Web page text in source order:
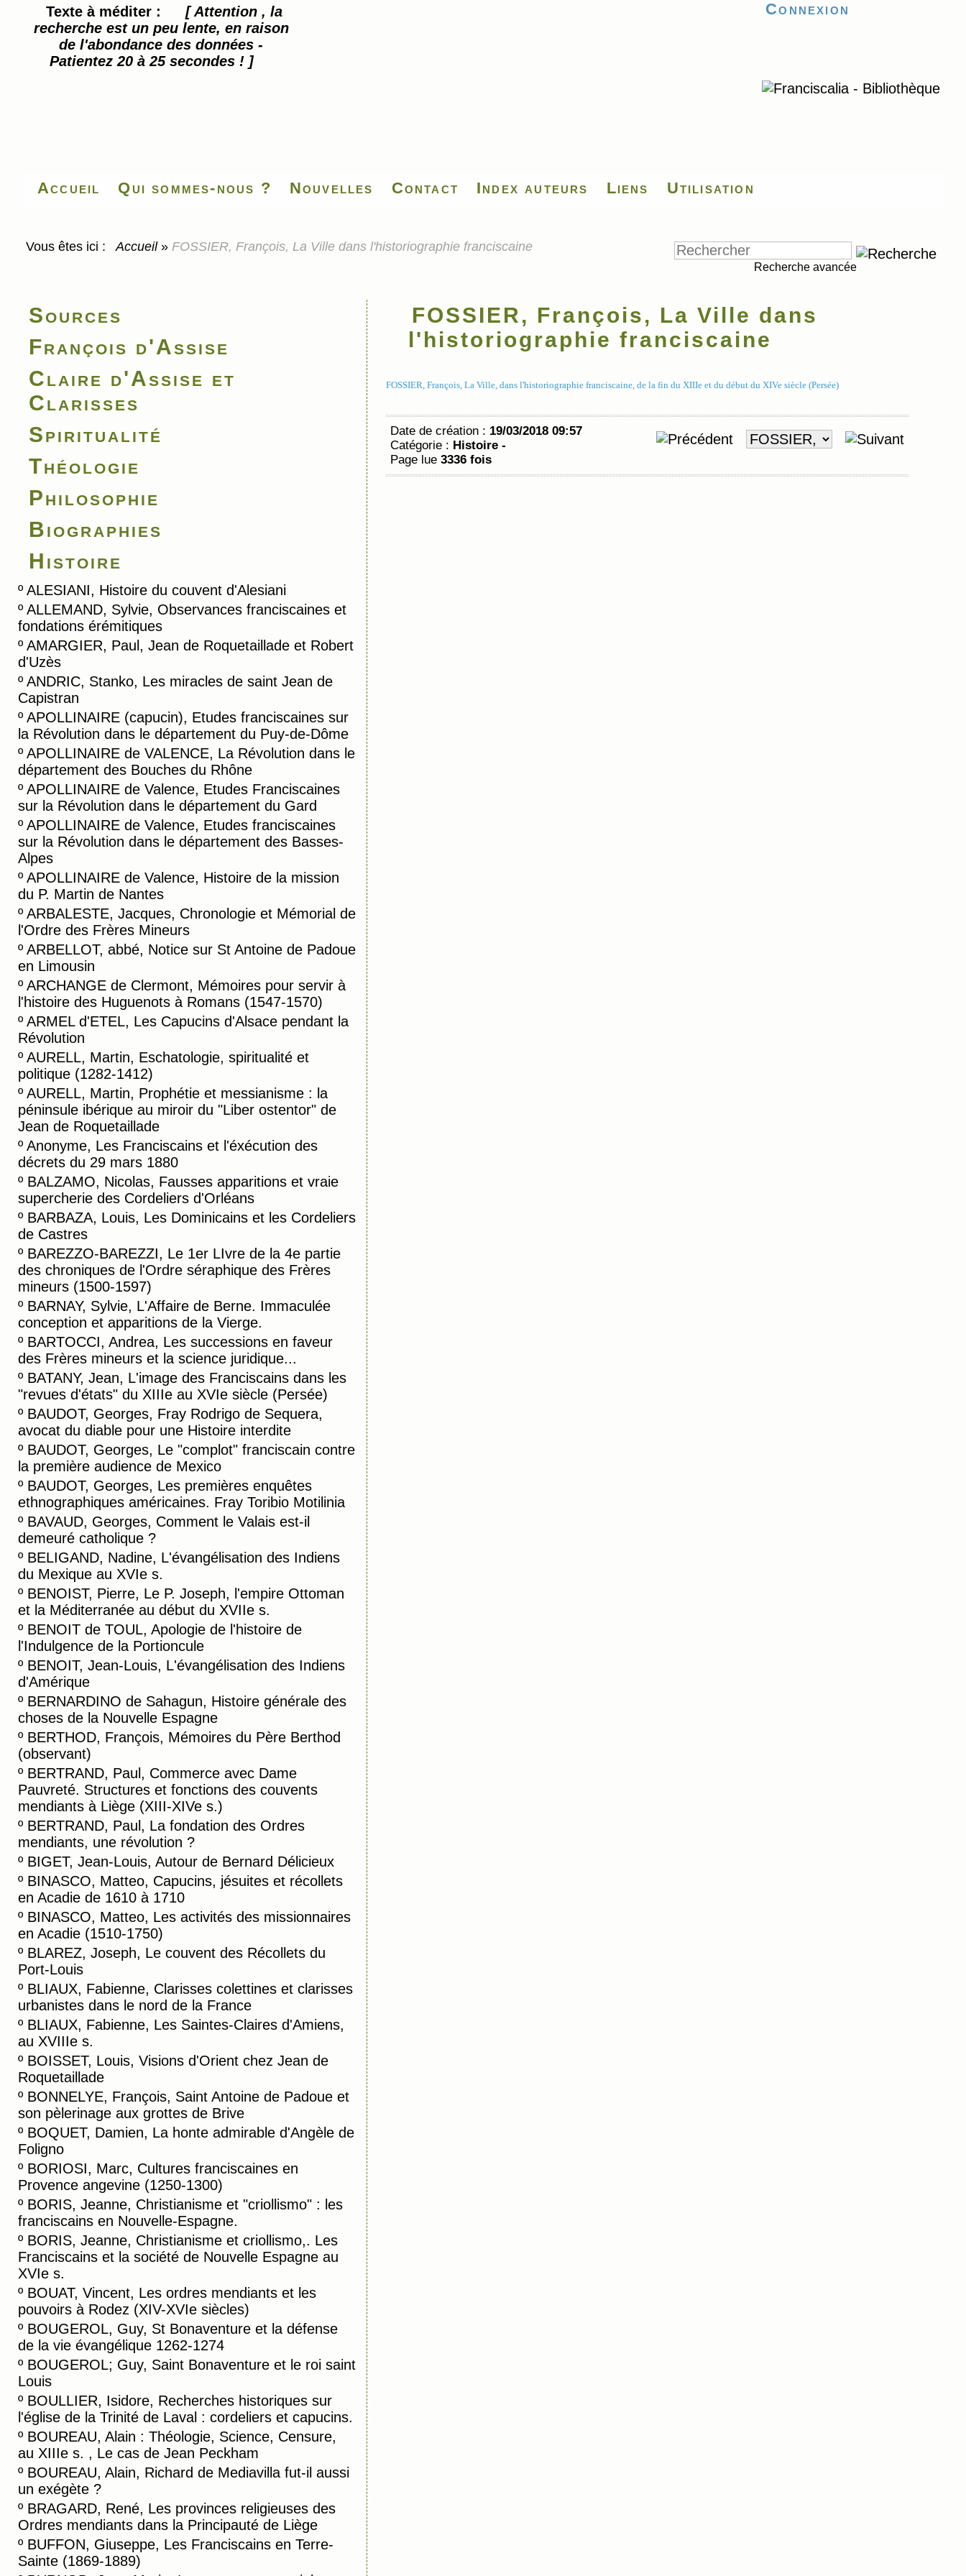
Texte à méditer :
[ Attention , la
recherche est un peu lente, en raison
de l'abondance des données -
Patientez 20 à 25 secondes ! ]
Accueil
Connexion
Qui sommes-nous ? Nouvelles Contact Index auteurs Liens Utilisation
Vous êtes ici : Accueil » FOSSIER, François, La Ville dans l'historiographie franciscaine
Recherche avancée
Sources
François d'Assise
Claire d'Assise et
Clarisses
Spiritualité
Théologie
Philosophie
Biographies
Histoire
º ALESIANI, Histoire du couvent d'Alesiani
º ALLEMAND, Sylvie, Observances franciscaines et
fondations érémitiques
º AMARGIER, Paul, Jean de Roquetaillade et Robert
d'Uzès
º ANDRIC, Stanko, Les miracles de saint Jean de
Capistran
º APOLLINAIRE (capucin), Etudes franciscaines sur
la Révolution dans le département du Puy-de-Dôme
º APOLLINAIRE de VALENCE, La Révolution dans le
département des Bouches du Rhône
º APOLLINAIRE de Valence, Etudes Franciscaines
sur la Révolution dans le département du Gard
º APOLLINAIRE de Valence, Etudes franciscaines
sur la Révolution dans le département des Basses-
Alpes
º APOLLINAIRE de Valence, Histoire de la mission
du P. Martin de Nantes
º ARBALESTE, Jacques, Chronologie et Mémorial de
l'Ordre des Frères Mineurs
º ARBELLOT, abbé, Notice sur St Antoine de Padoue
en Limousin
º ARCHANGE de Clermont, Mémoires pour servir à
l'histoire des Huguenots à Romans (1547-1570)
º ARMEL d'ETEL, Les Capucins d'Alsace pendant la
Révolution
º AURELL, Martin, Eschatologie, spiritualité et
politique (1282-1412)
º AURELL, Martin, Prophétie et messianisme : la
péninsule ibérique au miroir du "Liber ostentor" de
Jean de Roquetaillade
º Anonyme, Les Franciscains et l'éxécution des
décrets du 29 mars 1880
º BALZAMO, Nicolas, Fausses apparitions et vraie
supercherie des Cordeliers d'Orléans
º BARBAZA, Louis, Les Dominicains et les Cordeliers
de Castres
º BAREZZO-BAREZZI, Le 1er LIvre de la 4e partie
des chroniques de l'Ordre séraphique des Frères
mineurs (1500-1597)
º BARNAY, Sylvie, L'Affaire de Berne. Immaculée
conception et apparitions de la Vierge.
º BARTOCCI, Andrea, Les successions en faveur
des Frères mineurs et la science juridique...
º BATANY, Jean, L'image des Franciscains dans les
"revues d'états" du XIIIe au XVIe siècle (Persée)
º BAUDOT, Georges, Fray Rodrigo de Sequera,
avocat du diable pour une Histoire interdite
º BAUDOT, Georges, Le "complot" franciscain contre
la première audience de Mexico
º BAUDOT, Georges, Les premières enquêtes
ethnographiques américaines. Fray Toribio Motilinia
º BAVAUD, Georges, Comment le Valais est-il
demeuré catholique ?
º BELIGAND, Nadine, L'évangélisation des Indiens
du Mexique au XVIe s.
º BENOIST, Pierre, Le P. Joseph, l'empire Ottoman
et la Méditerranée au début du XVIIe s.
º BENOIT de TOUL, Apologie de l'histoire de
l'Indulgence de la Portioncule
º BENOIT, Jean-Louis, L'évangélisation des Indiens
d'Amérique
º BERNARDINO de Sahagun, Histoire générale des
choses de la Nouvelle Espagne
º BERTHOD, François, Mémoires du Père Berthod
(observant)
º BERTRAND, Paul, Commerce avec Dame
Pauvreté. Structures et fonctions des couvents
mendiants à Liège (XIII-XIVe s.)
º BERTRAND, Paul, La fondation des Ordres
mendiants, une révolution ?
º BIGET, Jean-Louis, Autour de Bernard Délicieux
º BINASCO, Matteo, Capucins, jésuites et récollets
en Acadie de 1610 à 1710
º BINASCO, Matteo, Les activités des missionnaires
en Acadie (1510-1750)
º BLAREZ, Joseph, Le couvent des Récollets du
Port-Louis
º BLIAUX, Fabienne, Clarisses colettines et clarisses
urbanistes dans le nord de la France
º BLIAUX, Fabienne, Les Saintes-Claires d'Amiens,
au XVIIIe s.
º BOISSET, Louis, Visions d'Orient chez Jean de
Roquetaillade
º BONNELYE, François, Saint Antoine de Padoue et
son pèlerinage aux grottes de Brive
º BOQUET, Damien, La honte admirable d'Angèle de
Foligno
º BORIOSI, Marc, Cultures franciscaines en
Provence angevine (1250-1300)
º BORIS, Jeanne, Christianisme et "criollismo" : les
franciscains en Nouvelle-Espagne.
º BORIS, Jeanne, Christianisme et criollismo,. Les
Franciscains et la société de Nouvelle Espagne au
XVIe s.
º BOUAT, Vincent, Les ordres mendiants et les
pouvoirs à Rodez (XIV-XVIe siècles)
º BOUGEROL, Guy, St Bonaventure et la défense
de la vie évangélique 1262-1274
º BOUGEROL; Guy, Saint Bonaventure et le roi saint
Louis
º BOULLIER, Isidore, Recherches historiques sur
l'église de la Trinité de Laval : cordeliers et capucins.
º BOUREAU, Alain : Théologie, Science, Censure,
au XIIIe s. , Le cas de Jean Peckham
º BOUREAU, Alain, Richard de Mediavilla fut-il aussi
un exégète ?
º BRAGARD, René, Les provinces religieuses des
Ordres mendiants dans la Principauté de Liège
º BUFFON, Giuseppe, Les Franciscains en Terre-
Sainte (1869-1889)
FOSSIER, François, La Ville dans
l'historiographie franciscaine
FOSSIER, François, La Ville, dans l'historiographie franciscaine, de la fin du XIIIe et du début du XIVe siècle (Persée)
Date de création : 19/03/2018 09:57
Catégorie : Histoire -
Page lue 3336 fois